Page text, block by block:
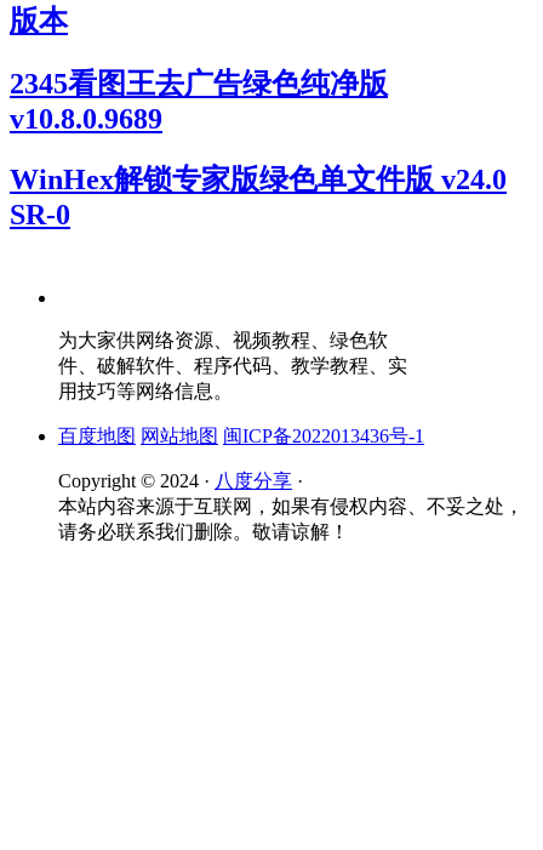
版本
2345看图王去广告绿色纯净版
v10.8.0.9689
WinHex解锁专家版绿色单文件版 v24.0
SR-0
为大家供网络资源、视频教程、绿色软
件、破解软件、程序代码、教学教程、实
用技巧等网络信息。
百度地图 网站地图 闽ICP备2022013436号-1
Copyright © 2024 · 八度分享 ·
本站内容来源于互联网，如果有侵权内容、不妥之处，
请务必联系我们删除。敬请谅解！